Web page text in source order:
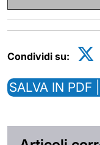
Condividi su:
SALVA IN PDF